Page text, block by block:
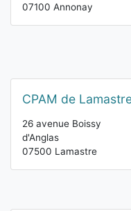
07100 Annonay
CPAM de
26 avenue Boissy
d'Anglas
07500 Lamastre